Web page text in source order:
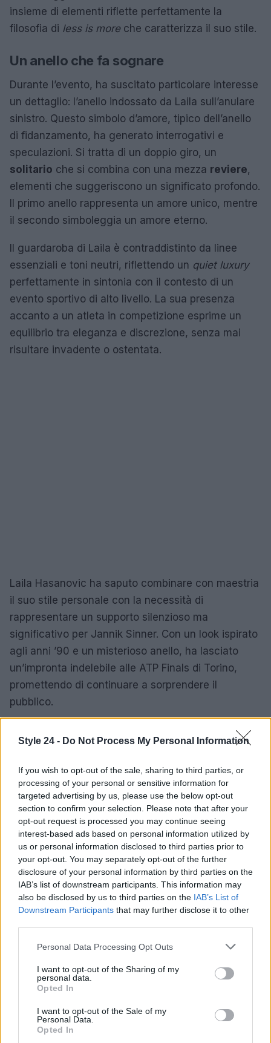
Style 24 - Do Not Process My Personal Information
If you wish to opt-out of the sale, sharing to third parties, or
processing of your personal or sensitive information for
targeted advertising by us, please use the below opt-out
section to confirm your selection. Please note that after your
opt-out request is processed you may continue seeing
interest-based ads based on personal information utilized by
us or personal information disclosed to third parties prior to
your opt-out. You may separately opt-out of the further
disclosure of your personal information by third parties on the
IAB’s list of downstream participants. This information may
also be disclosed by us to third parties on the IAB’s List of
Downstream Participants that may further disclose it to other
Please note that this website/app uses one or more Google
not limited to your visit or usage behaviour. You may click to
grant or deny consent to Google and its third-party tags to
use your data for below specified purposes in below Google
consent section.
Personal Data Processing Opt Outs
I want to opt-out of the Sharing of my
personal data.
Opted In
I want to opt-out of the Sale of my
Personal Data.
Opted In
insieme di elementi riflette perfettamente la
filosofia di less is moreche caratterizza il suo stile.
Un anello che fa sognare
Durante l’evento, ha suscitato particolare interesse
un dettaglio: l’anello indossato da Laila sull’anulare
sinistro. Questo simbolo d’amore, tipico dell’anello
di fidanzamento, ha generato interrogativi e
speculazioni. Si tratta di un doppio giro, un
solitario che si combina con una mezza reviere,
elementi che suggeriscono un significato profondo.
Il primo anello rappresenta un amore unico, mentre
il secondo simboleggia un amore eterno.
Il guardaroba di Laila è contraddistinto da linee
essenziali e toni neutri, riflettendo un quiet luxury
perfettamente in sintonia con il contesto di un
evento sportivo di alto livello. La sua presenza
accanto a un atleta in competizione esprime un
equilibrio tra eleganza e discrezione, senza mai
risultare invadente o ostentata.
Laila Hasanovic ha saputo combinare con maestria
il suo stile personale con la necessità di
rappresentare un supporto silenzioso ma
significativo per Jannik Sinner. Con un look ispirato
agli anni ’90 e un misterioso anello, ha lasciato
un’impronta indelebile alle ATP Finals di Torino,
promettendo di continuare a sorprendere il
pubblico.
Staff